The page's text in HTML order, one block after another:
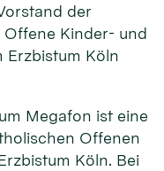
der
Kinder- und
Erzbistum Köln
Megafon ist eine
Offenen
Köln. Bei